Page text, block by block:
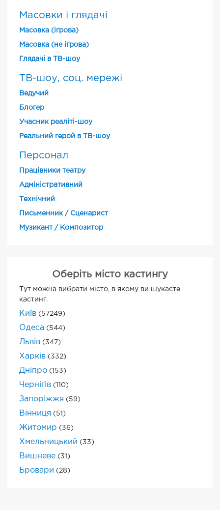
Масовки і глядачі
Масовка (ігрова)
Масовка (не ігрова)
Глядачі в ТВ-шоу
ТВ-шоу, соц. мережі
Ведучий
Блогер
Учасник реаліті-шоу
Реальний герой в ТВ-шоу
Персонал
Працівники театру
Адміністративний
Технічний
Письменник / Сценарист
Музикант / Композитор
Оберіть місто кастингу
Тут можна вибрати місто, в якому ви шукаєте
кастинг.
Київ (57249)
Одеса (544)
Львів (347)
Харків (332)
Дніпро (153)
Чернігів (110)
Запоріжжя (59)
Вінниця (51)
Житомир (36)
Хмельницький (33)
Вишневе (31)
Бровари (28)